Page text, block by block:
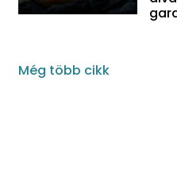
Még több cikk